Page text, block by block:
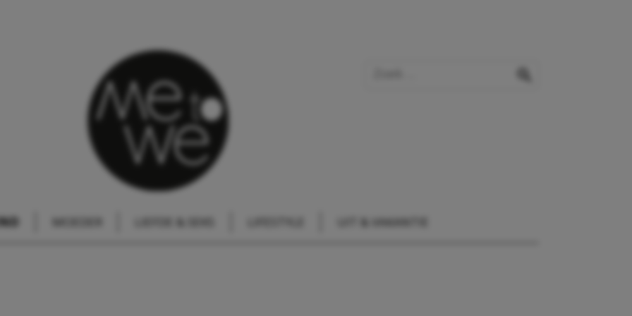
MOEDER LIEFDE & SEKS UIT & VAKANTIE